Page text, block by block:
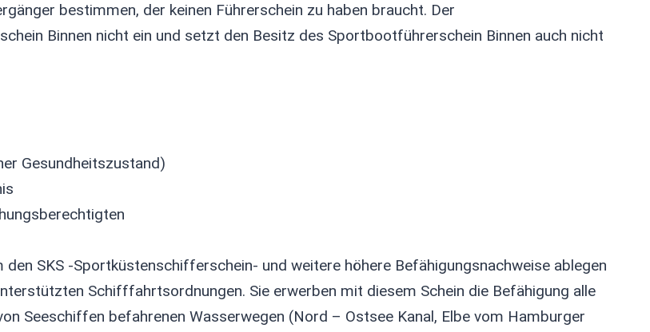
bestimmen, der keinen Führerschein zu haben braucht. Der
Binnen nicht ein und setzt den Besitz des Sportbootführerschein Binnen auch nicht
Gesundheitszustand)
SKS -Sportküstenschifferschein- und weitere höhere Befähigungsnachweise ablegen
Schifffahrtsordnungen. Sie erwerben mit diesem Schein die Befähigung alle
Seeschiffen befahrenen Wasserwegen (Nord – Ostsee Kanal, Elbe vom Hamburger